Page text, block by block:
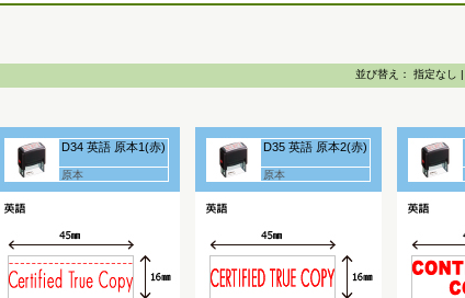
並び替え： 指定なし |
D34 英語 原本1(赤)
原本
D35 英語 原本2(赤)
原本